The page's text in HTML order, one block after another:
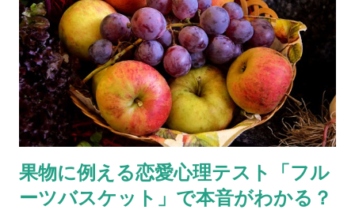
果物に例える恋愛心理テスト「フル
ーツバスケット」で本音がわかる？